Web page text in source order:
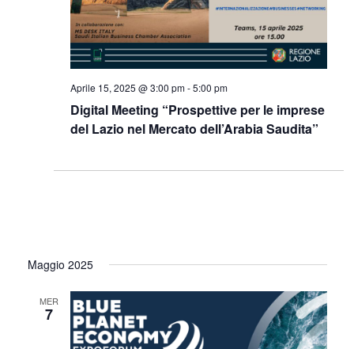
Digital Meeting “Prospettive per le imprese
del Lazio nel Mercato dell’Arabia Saudita”
Aprile 15, 2025 @ 3:00 pm-5:00 pm
Maggio 2025
MER
7